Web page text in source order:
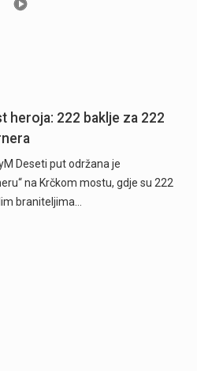
heroja: 222 baklje za 222
Deseti put održana je
na Krčkom mostu, gdje su 222
braniteljima…